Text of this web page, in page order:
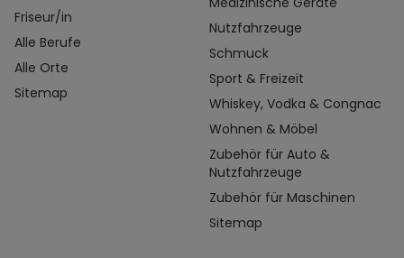
Friseur/in
Alle Berufe
Alle Orte
Sitemap
Nutzfahrzeuge
Schmuck
Sport & Freizeit
Whiskey, Vodka & Congnac
Wohnen & Möbel
Zubehör für Auto &
Nutzfahrzeuge
Zubehör für Maschinen
Sitemap